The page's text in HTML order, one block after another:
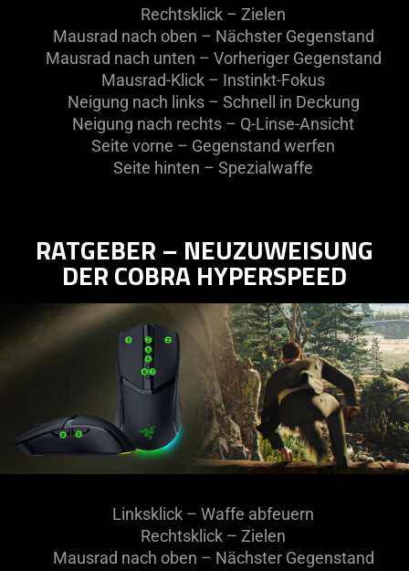
Rechtsklick – Zielen
Mausrad nach oben – Nächster Gegenstand
Mausrad nach unten – Vorheriger Gegenstand
Mausrad-Klick – Instinkt-Fokus
Neigung nach links – Schnell in Deckung
Neigung nach rechts – Q-Linse-Ansicht
Seite vorne – Gegenstand werfen
Seite hinten – Spezialwaffe
RATGEBER – NEUZUWEISUNG
DER COBRA HYPERSPEED
Linksklick – Waffe abfeuern
Rechtsklick – Zielen
Mausrad nach oben – Nächster Gegenstand